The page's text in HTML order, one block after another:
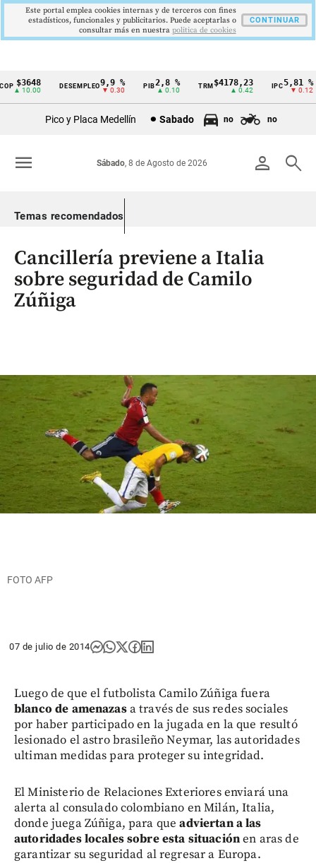
Cintillo
Colombia
$3648
▲ 10.00
DESEMPLEO 9,9 %
▼ 0.30
PIB2,8 %
▲ 0.10
TRM$4178,23
▲ 0.42
5,81 %
▼ 0.12
Pico y Placa Medellín Sabado no no
person search
Sábado, 8 de Agosto de 2026
menu
Temas recomendados
Cancillería previene a Italia
sobre seguridad de Camilo
Zúñiga
FOTO AFP
07 de julio de 2014
Luego de que el futbolista Camilo Zúñiga fuera
blanco de amenazasa través de sus redes sociales
por haber participado en la jugada en la que resultó
lesionado el astro brasileño Neymar, las autoridades
ultiman medidas para proteger su integridad.
El Ministerio de Relaciones Exteriores enviará una
alerta al consulado colombiano en Milán, Italia,
donde juega Zúñiga, para queadviertan a las
autoridades locales sobre esta situaciónen aras de
garantizar su seguridad al regresar a Europa.
Este portal emplea cookies internas y de terceros con fines
estadísticos, funcionales y publicitarios. Puede aceptarlas o
consultar más en nuestra politica de cookies
CONTINUAR